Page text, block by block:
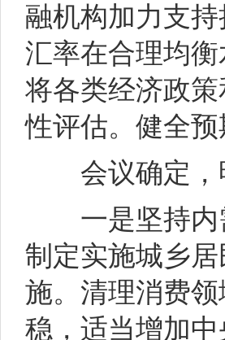
融机构加力支
汇率在合理均
将各类经济政
性评估。健全
会议确定，
一是坚持内需
制定实施城乡
施。清理消费
稳，适当增加